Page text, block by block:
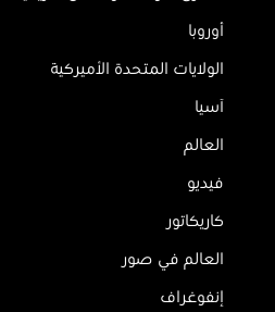
أوروبا
الولايات المتحدة الأميركية
آسيا
العالم
فيديو
كاريكاتور
العالم في صور
إنفوغراف